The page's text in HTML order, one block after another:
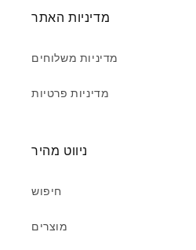
מדיניות האתר
מדיניות משלוחים
מדיניות פרטיות
ניווט מהיר
חיפוש
מוצרים